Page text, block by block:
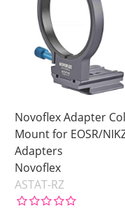
Novoflex Adapter
Mount for EOSR/
Adapters
Novoflex
ASTAT-RZ